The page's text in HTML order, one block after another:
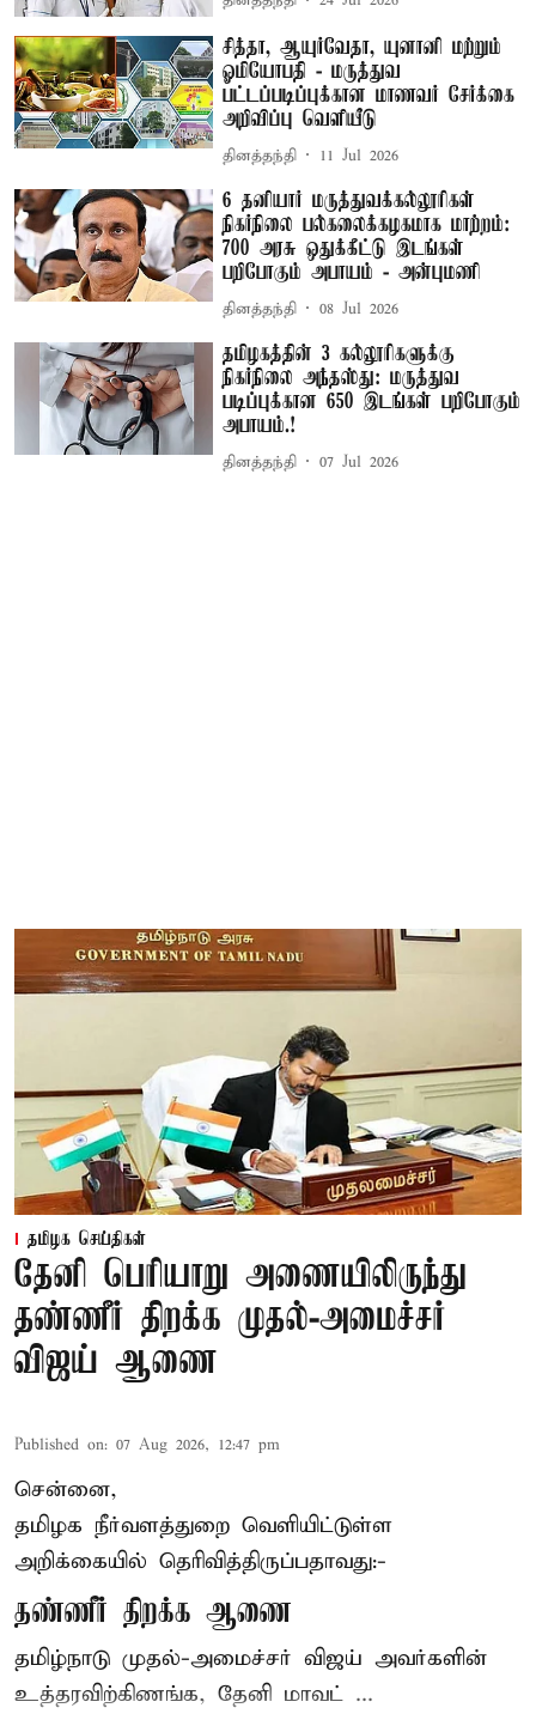
சித்தா, ஆயுர்வேதா, யுனானி மற்றும்
ஓமியோபதி - மருத்துவ
பட்டப்படிப்புக்கான மாணவர் சேர்க்கை
அறிவிப்பு வெளியீடு
தினத்தந்தி 11 Jul 2026
6 தனியார் மருத்துவக்கல்லூரிகள்
நிகர்நிலை பல்கலைக்கழகமாக மாற்றம்:
700 அரசு ஒதுக்கீட்டு இடங்கள்
பறிபோகும் அபாயம் - அன்புமணி
தினத்தந்தி 08 Jul 2026
தமிழகத்தின் 3 கல்லூரிகளுக்கு
நிகர்நிலை அந்தஸ்து: மருத்துவ
படிப்புக்கான 650 இடங்கள் பறிபோகும்
அபாயம்.!
தினத்தந்தி 07 Jul 2026
தமிழக செய்திகள்
தேனி பெரியாறு அணையிலிருந்து
தண்ணீர் திறக்க முதல்-அமைச்சர்
விஜய் ஆணை
Published on: 07 Aug 2026, 12:47 pm
சென்னை,
தமிழக நீர்வளத்துறை வெளியிட்டுள்ள
அறிக்கையில் தெரிவித்திருப்பதாவது:-
தண்ணீர் திறக்க ஆணை
தமிழ்நாடு முதல்-அமைச்சர் விஜய் அவர்களின்
உத்தரவிற்கிணங்க, தேனி மாவட் ...